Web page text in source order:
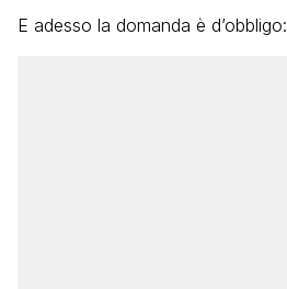
E adesso la domanda è d’obbligo: